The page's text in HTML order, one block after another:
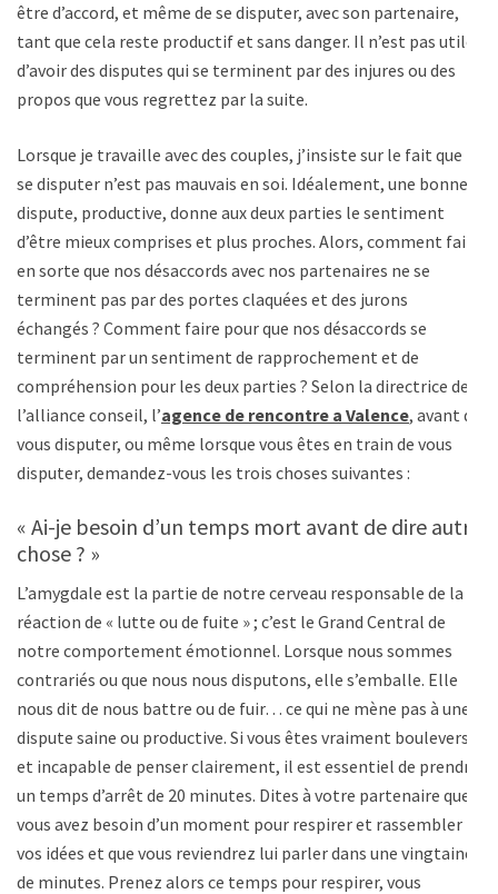
être d’accord, et même de se disputer, avec son partenaire,
tant que cela reste productif et sans danger. Il n’est pas utile
d’avoir des disputes qui se terminent par des injures ou des
propos que vous regrettez par la suite.
Lorsque je travaille avec des couples, j’insiste sur le fait que
se disputer n’est pas mauvais en soi. Idéalement, une bonne
dispute, productive, donne aux deux parties le sentiment
d’être mieux comprises et plus proches. Alors, comment faire
en sorte que nos désaccords avec nos partenaires ne se
terminent pas par des portes claquées et des jurons
échangés ? Comment faire pour que nos désaccords se
terminent par un sentiment de rapprochement et de
compréhension pour les deux parties ? Selon la directrice de
l’alliance conseil, l’agence de rencontre a Valence, avant de
vous disputer, ou même lorsque vous êtes en train de vous
disputer, demandez-vous les trois choses suivantes :
« Ai-je besoin d’un temps mort avant de dire autre
chose ? »
L’amygdale est la partie de notre cerveau responsable de la
réaction de « lutte ou de fuite » ; c’est le Grand Central de
notre comportement émotionnel. Lorsque nous sommes
contrariés ou que nous nous disputons, elle s’emballe. Elle
nous dit de nous battre ou de fuir… ce qui ne mène pas à une
dispute saine ou productive. Si vous êtes vraiment bouleversé
et incapable de penser clairement, il est essentiel de prendre
un temps d’arrêt de 20 minutes. Dites à votre partenaire que
vous avez besoin d’un moment pour respirer et rassembler
vos idées et que vous reviendrez lui parler dans une vingtaine
de minutes. Prenez alors ce temps pour respirer, vous